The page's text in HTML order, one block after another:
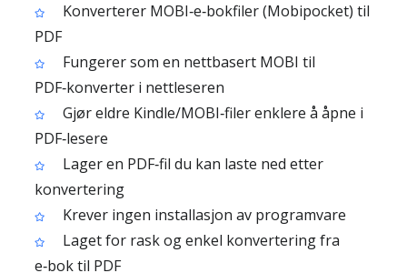
Konverterer MOBI‑e‑bokfiler (Mobipocket) til
PDF
Fungerer som en nettbasert MOBI til
PDF‑konverter i nettleseren
Gjør eldre Kindle/MOBI‑filer enklere å åpne i
PDF‑lesere
Lager en PDF‑fil du kan laste ned etter
konvertering
Krever ingen installasjon av programvare
Laget for rask og enkel konvertering fra
e‑bok til PDF